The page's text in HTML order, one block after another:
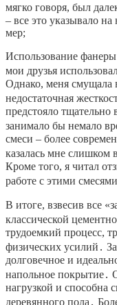
мягко говоря, был
– все это указывало
мер;
Использование
мои друзья
Однако, меня смущала
недостаточная
предстояло тщательно
занимало бы немало
смеси – более
казалась мне слишком
Кроме того, я читал
работе с этими
В итоге, взвесив все
классической
трудоемкий процесс,
физических усилий․
долговечное и
напольное покрытие․
нагрузкой и способна
деревянного пола․